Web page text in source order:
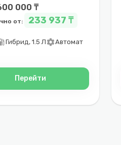
000 ₸
от: 233 937 ₸
Гибрид, 1.5 Л settingsАвтомат
Перейти